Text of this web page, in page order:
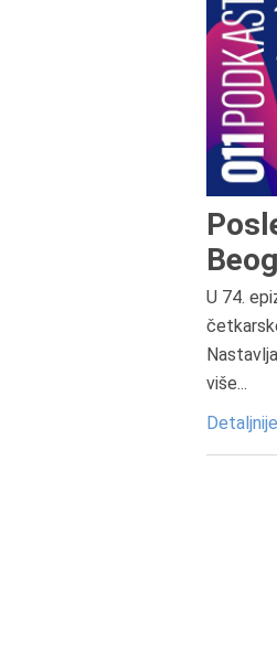
U 74.
više...
Detaljnije